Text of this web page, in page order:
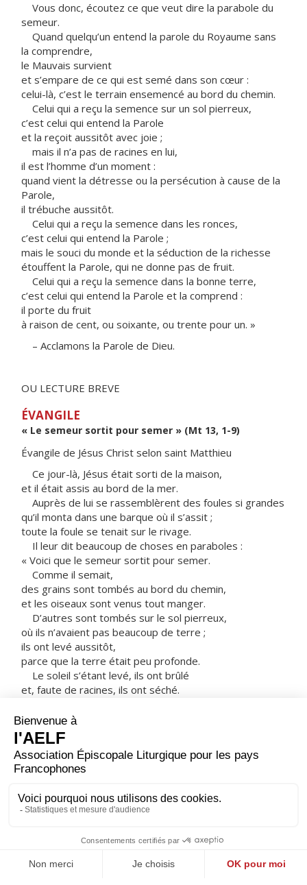
Vous donc, écoutez ce que veut dire la parabole du
semeur.
Quand quelqu’un entend la parole du Royaume sans
la comprendre,
le Mauvais survient
et s’empare de ce qui est semé dans son cœur :
celui-là, c’est le terrain ensemencé au bord du chemin.
Celui qui a reçu la semence sur un sol pierreux,
c’est celui qui entend la Parole
et la reçoit aussitôt avec joie ;
mais il n’a pas de racines en lui,
il est l’homme d’un moment :
quand vient la détresse ou la persécution à cause de la
Parole,
il trébuche aussitôt.
Celui qui a reçu la semence dans les ronces,
c’est celui qui entend la Parole ;
mais le souci du monde et la séduction de la richesse
étouffent la Parole, qui ne donne pas de fruit.
Celui qui a reçu la semence dans la bonne terre,
c’est celui qui entend la Parole et la comprend :
il porte du fruit
à raison de cent, ou soixante, ou trente pour un. »
– Acclamons la Parole de Dieu.
OU LECTURE BREVE
ÉVANGILE
« Le semeur sortit pour semer » (Mt 13, 1-9)
Évangile de Jésus Christ selon saint Matthieu
Ce jour-là, Jésus était sorti de la maison,
et il était assis au bord de la mer.
Auprès de lui se rassemblèrent des foules si grandes
qu’il monta dans une barque où il s’assit ;
toute la foule se tenait sur le rivage.
Il leur dit beaucoup de choses en paraboles :
« Voici que le semeur sortit pour semer.
Comme il semait,
des grains sont tombés au bord du chemin,
et les oiseaux sont venus tout manger.
D’autres sont tombés sur le sol pierreux,
où ils n’avaient pas beaucoup de terre ;
ils ont levé aussitôt,
parce que la terre était peu profonde.
Le soleil s’étant levé, ils ont brûlé
et, faute de racines, ils ont séché.
les ronces ont poussé et les ont étouffés.
D’autres sont tombés dans la bonne terre,
et ils ont donné du fruit
à raison de cent, ou soixante, ou trente pour un.
Celui qui a des oreilles,
qu’il entende ! »
– Acclamons la Parole de Dieu.